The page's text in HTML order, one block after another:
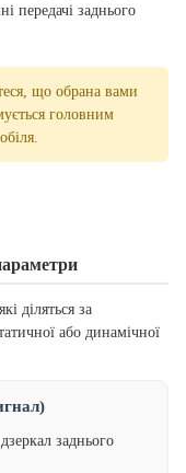
передачі заднього
що обрана вами
головним
діляться за
або динамічної
заднього